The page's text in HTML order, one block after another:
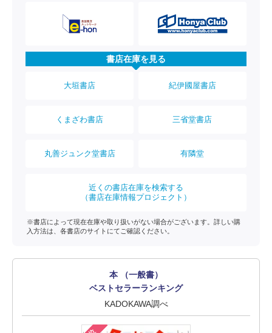
書店在庫を見る
大垣書店 紀伊國屋書店
くまざわ書店 三省堂書店
丸善ジュンク堂書店 有隣堂
近くの書店在庫を検索する
（書店在庫情報プロジェクト）
※書店によって現在在庫や取り扱いがない場合がございます。詳しい購
入方法は、各書店のサイトにてご確認ください。
本 （一般書）
ベストセラーランキング
KADOKAWA調べ